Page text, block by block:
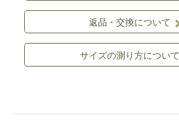
返品・交換について
サイズの測り方について